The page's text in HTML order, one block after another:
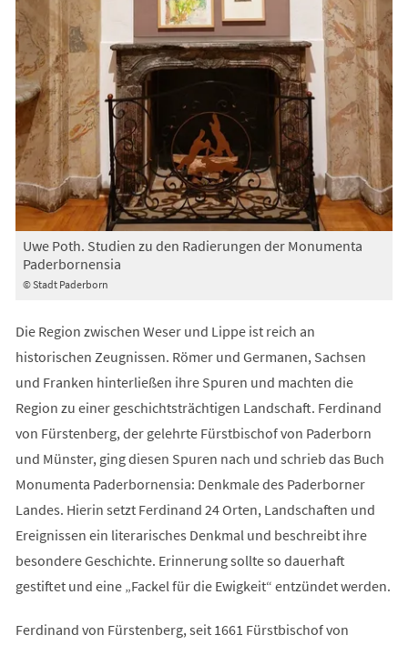
© Stadt Paderborn
Uwe Poth. Studien zu den Radierungen der Monumenta
Paderbornensia
Die Region zwischen Weser und Lippe ist reich an
historischen Zeugnissen. Römer und Germanen, Sachsen
und Franken hinterließen ihre Spuren und machten die
Region zu einer geschichtsträchtigen Landschaft. Ferdinand
von Fürstenberg, der gelehrte Fürstbischof von Paderborn
und Münster, ging diesen Spuren nach und schrieb das Buch
Monumenta Paderbornensia: Denkmale des Paderborner
Landes. Hierin setzt Ferdinand 24 Orten, Landschaften und
Ereignissen ein literarisches Denkmal und beschreibt ihre
besondere Geschichte. Erinnerung sollte so dauerhaft
gestiftet und eine „Fackel für die Ewigkeit“ entzündet werden.
Ferdinand von Fürstenberg, seit 1661 Fürstbischof von